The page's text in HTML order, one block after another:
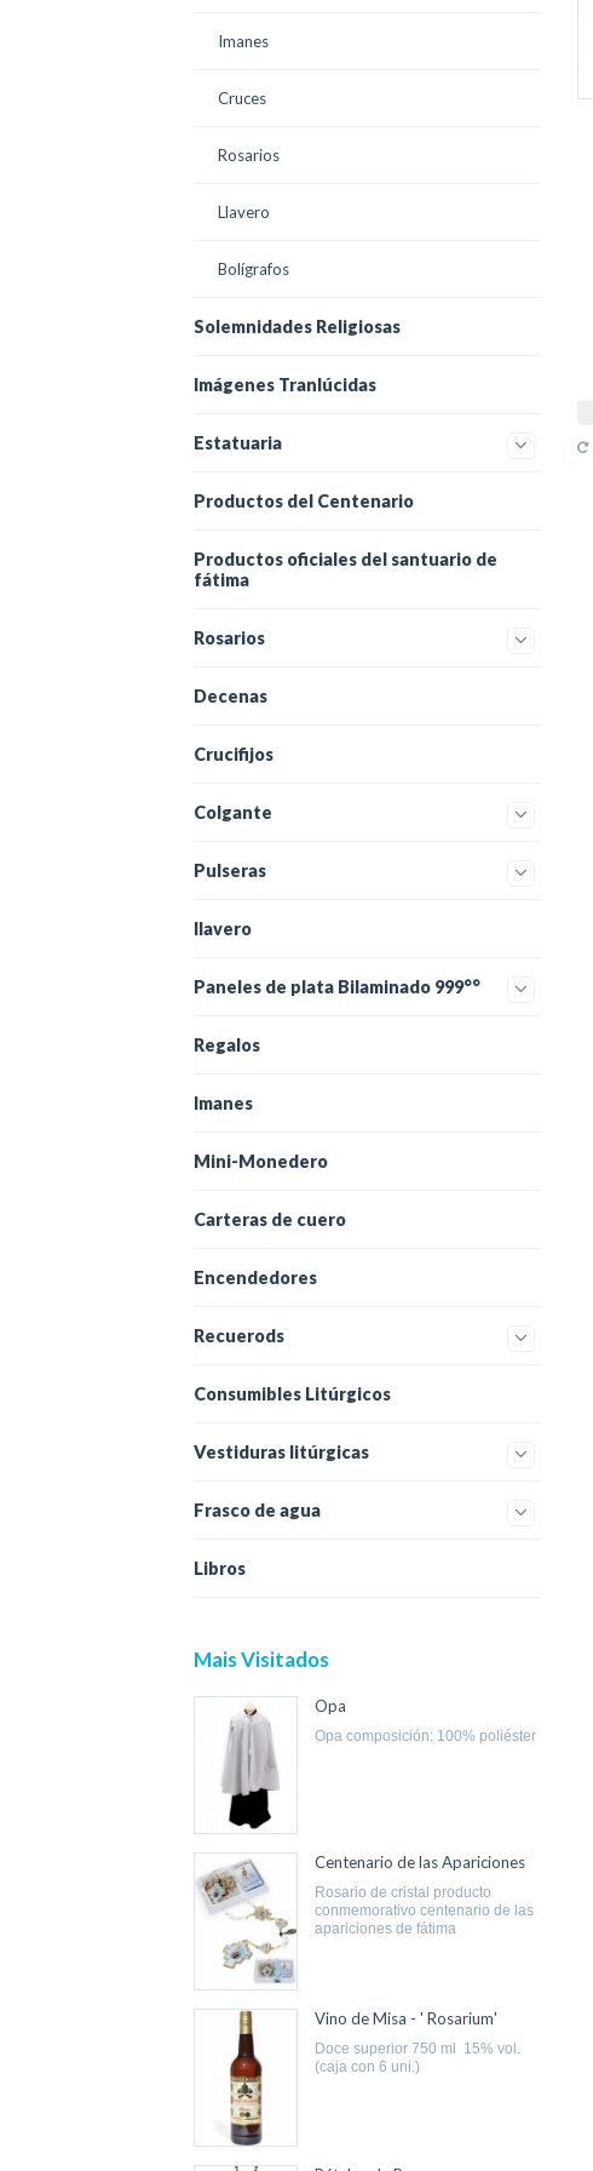
Imanes
Cruces
Rosarios
Llavero
Bolígrafos
Solemnidades Religiosas
Imágenes Tranlúcidas
Estatuaria
Productos del Centenario
Productos oficiales del santuario de
fátima
Rosarios
Decenas
Crucifijos
Colgante
Pulseras
llavero
Paneles de plata Bilaminado 999°°
Regalos
Imanes
Mini-Monedero
Carteras de cuero
Encendedores
Recuerods
Consumibles Litúrgicos
Vestiduras litúrgicas
Frasco de agua
Libros
Mais Visitados
Opa
opa composición: 100% poliéster
Centenario de las Apariciones
rosario de cristal producto
conmemorativo centenario de las
apariciones de fátima
Vino de Misa - ' Rosarium'
doce superior 750 ml 15% vol.
(caja con 6 uni.)